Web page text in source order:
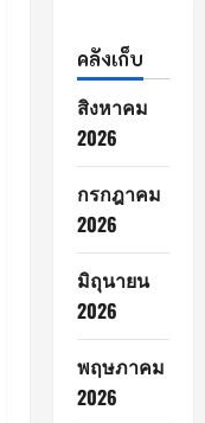
คลังเก็บ
สิงหาคม
2026
กรกฎาคม
2026
มิถุนายน
2026
พฤษภาคม
2026